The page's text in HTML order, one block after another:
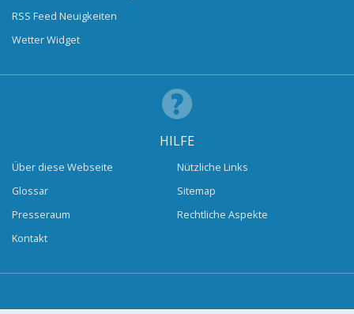
RSS Feed Neuigkeiten
Wetter Widget
HILFE
Über diese Webseite
Glossar
Presseraum
Kontakt
Nützliche Links
Sitemap
Rechtliche Aspekte